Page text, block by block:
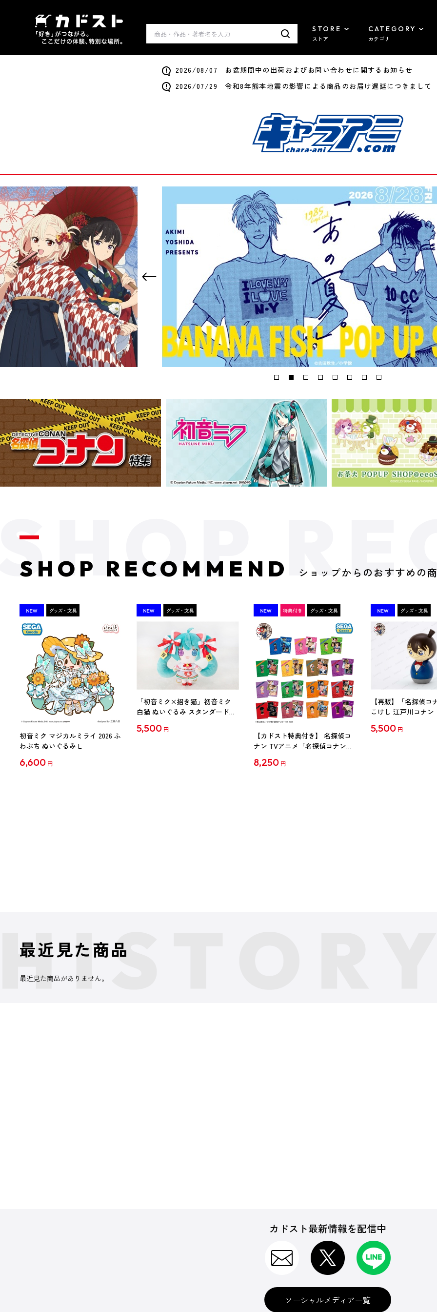
STORE
ストア
CATEGORY
カテゴリ
2026/08/07 お盆期間中の出荷およびお問い合わせに関するお知らせ
2026/07/29 令和8年熊本地震の影響による商品のお届け遅延につきまして
SHOP RECOMMEND ショップからのおすすめの
初音ミク マジカルミライ 2026 ふ
わぷち ぬいぐるみ L
6,600 円
「初音ミク×招き猫」初音ミク
白猫 ぬいぐるみ スタンダード
5,500 円
【カドスト特典付き】 名探偵コ
ナン TVアニメ「名探偵コナン」
【1BOX】
8,250 円
【再販】「名探偵コ
こけし 江戸川コナン
5,500 円
最近見た商品
最近見た商品がありません。
カドスト最新情報を配信中
ソーシャルメディア一覧